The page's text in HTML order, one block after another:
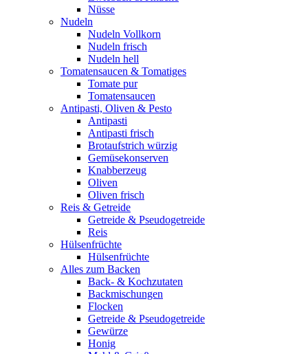
Nüsse
Nudeln
Nudeln Vollkorn
Nudeln frisch
Nudeln hell
Tomatensaucen & Tomatiges
Tomate pur
Tomatensaucen
Antipasti, Oliven & Pesto
Antipasti
Antipasti frisch
Brotaufstrich würzig
Gemüsekonserven
Knabberzeug
Oliven
Oliven frisch
Reis & Getreide
Getreide & Pseudogetreide
Reis
Hülsenfrüchte
Hülsenfrüchte
Alles zum Backen
Back- & Kochzutaten
Backmischungen
Flocken
Getreide & Pseudogetreide
Gewürze
Honig